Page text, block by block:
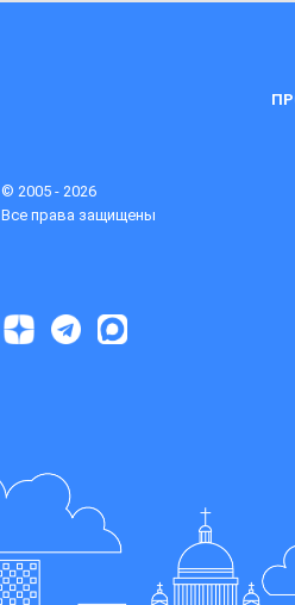
© 2005 - 2026
Все права защищены